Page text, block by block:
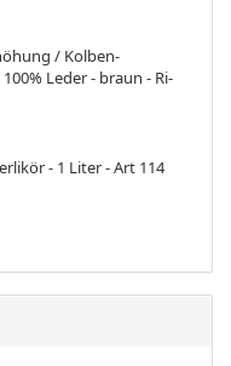
/ Kolben-​
Leder - braun - Ri­
- 1 Liter - Art 114